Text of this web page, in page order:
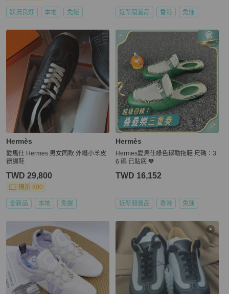
狀況良好 本地 免運 近新閒置品 香港 免運
Hermès
愛馬仕 Hermes 男女同款 外縫小羊皮
德訓鞋
TWD 29,800
現折 800
全新品 本地 免運
Hermès
Hermes愛馬仕綠色穆勒拖鞋 尺碼：3
6 碼 已貼底 🧡
TWD 16,152
近新閒置品 香港 免運